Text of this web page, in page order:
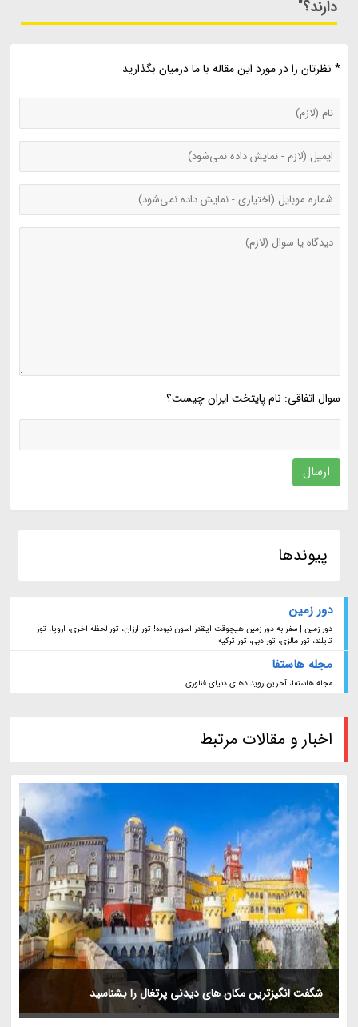
دارند؟"
* نظرتان را در مورد این مقاله با ما درمیان بگذارید
سوال اتفاقی: نام پایتخت ایران چیست؟
ارسال
پیوندها
دور زمین
دور زمین | سفر به دور زمین هیچوقت اینقدر آسون نبوده! تور ارزان، تور لحظه آخری، اروپا، تور
تایلند، تور مالزی، تور دبی، تور ترکیه
مجله هاستفا
مجله هاستفا، آخرین رویدادهای دنیای فناوری
اخبار و مقالات مرتبط
شگفت انگیزترین مکان های دیدنی پرتغال را بشناسید